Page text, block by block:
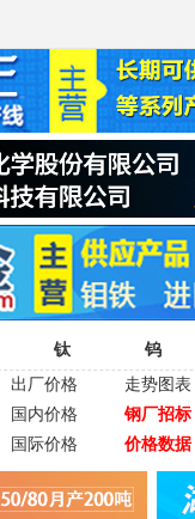
钛 钨
出厂价格
走势图表
国内价格
钢厂招标
国际价格
价格数据